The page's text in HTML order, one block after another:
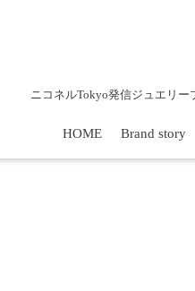
ニコネルTokyo発信ジュエリ
HOME Brand story